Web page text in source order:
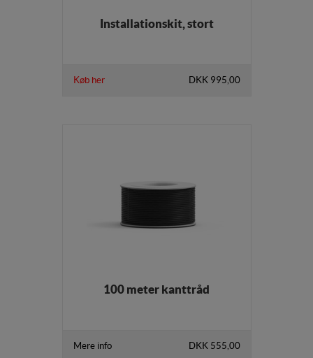
Installationskit, stort
Køb her DKK 995,00
100 meter kanttråd
Mere info DKK 555,00